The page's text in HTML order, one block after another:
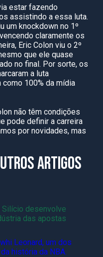
estar fazendo
assistindo a essa luta.
um knockdown no 1º
claramente os
Eric Colon viu o 2º
que ele quase
no final. Por sorte, os
a luta
100% da mídia
não têm condições
pode definir a carreira
por novidades, mas
ARTIGOS
Silício desenvolve
das apostas
Leonard, um dos
história da NBA.